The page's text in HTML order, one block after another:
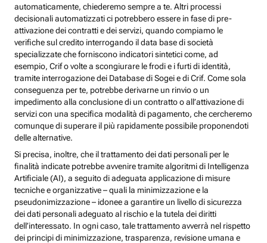
automaticamente, chiederemo sempre a te. Altri processi
decisionali automatizzati ci potrebbero essere in fase di pre-
attivazione dei contratti e dei servizi, quando compiamo le
verifiche sul credito interrogando il data base di società
specializzate che forniscono indicatori sintetici come, ad
esempio, Crif o volte a scongiurare le frodi e i furti di identità,
tramite interrogazione dei Database di Sogei e di Crif. Come sola
conseguenza per te, potrebbe derivarne un rinvio o un
impedimento alla conclusione di un contratto o all’attivazione di
servizi con una specifica modalità di pagamento, che cercheremo
comunque di superare il più rapidamente possibile proponendoti
delle alternative.
Si precisa, inoltre, che il trattamento dei dati personali per le
finalità indicate potrebbe avvenire tramite algoritmi di Intelligenza
Artificiale (AI), a seguito di adeguata applicazione di misure
tecniche e organizzative – quali la minimizzazione e la
pseudonimizzazione – idonee a garantire un livello di sicurezza
dei dati personali adeguato al rischio e la tutela dei diritti
dell’interessato. In ogni caso, tale trattamento avverrà nel rispetto
dei principi di minimizzazione, trasparenza, revisione umana e